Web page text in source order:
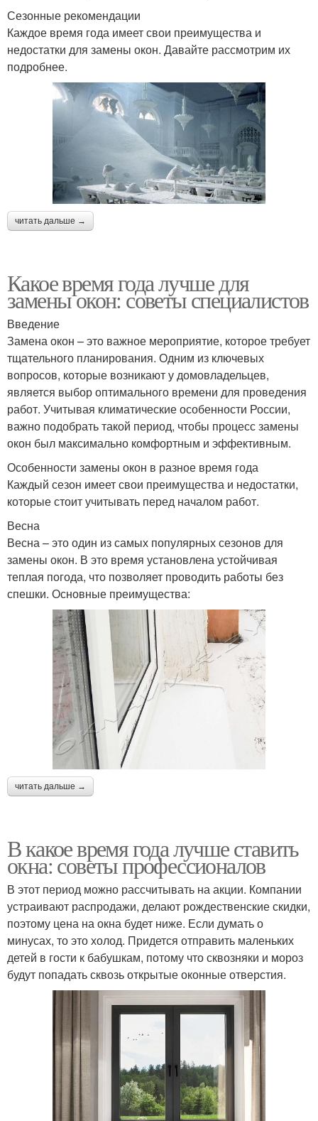
Сезонные рекомендации
Каждое время года имеет свои преимущества и
недостатки для замены окон. Давайте рассмотрим их
подробнее.
читать дальше →
Какое время года лучше для
замены окон: советы специалистов
Введение
Замена окон – это важное мероприятие, которое требует
тщательного планирования. Одним из ключевых
вопросов, которые возникают у домовладельцев,
является выбор оптимального времени для проведения
работ. Учитывая климатические особенности России,
важно подобрать такой период, чтобы процесс замены
окон был максимально комфортным и эффективным.
Особенности замены окон в разное время года
Каждый сезон имеет свои преимущества и недостатки,
которые стоит учитывать перед началом работ.
Весна
Весна – это один из самых популярных сезонов для
замены окон. В это время установлена устойчивая
теплая погода, что позволяет проводить работы без
спешки. Основные преимущества:
читать дальше →
В какое время года лучше ставить
окна: советы профессионалов
В этот период можно рассчитывать на акции. Компании
устраивают распродажи, делают рождественские скидки,
поэтому цена на окна будет ниже. Если думать о
минусах, то это холод. Придется отправить маленьких
детей в гости к бабушкам, потому что сквозняки и мороз
будут попадать сквозь открытые оконные отверстия.